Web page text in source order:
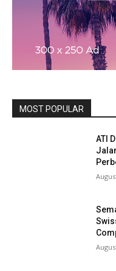
MOST POPULAR
ATI